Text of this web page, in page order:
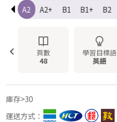
A1+
A2 A2+ B1 B1+ B2
頁數
48
學習目標語
英語
庫存>30
運送方式：